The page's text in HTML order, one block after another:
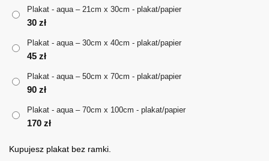
18 zł
Plakat - aqua – 21cm x 30cm - plakat/papier
30 zł
Plakat - aqua – 30cm x 40cm - plakat/papier
45 zł
Plakat - aqua – 50cm x 70cm - plakat/papier
90 zł
Plakat - aqua – 70cm x 100cm - plakat/papier
170 zł
Kupujesz plakat bez ramki.